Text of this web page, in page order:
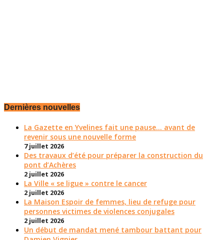
Dernières nouvelles
La Gazette en Yvelines fait une pause... avant de
revenir sous une nouvelle forme
7 juillet 2026
Des travaux d’été pour préparer la construction du
pont d’Achères
2 juillet 2026
La Ville « se ligue » contre le cancer
2 juillet 2026
La Maison Espoir de femmes, lieu de refuge pour
personnes victimes de violences conjugales
2 juillet 2026
Un début de mandat mené tambour battant pour